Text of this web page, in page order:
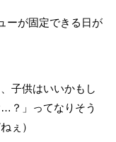
ーが固定できる日が
子供はいいかもし
？」ってなりそう
ぇ）